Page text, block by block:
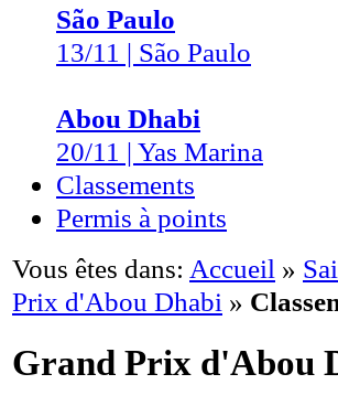
São Paulo
13/11 | São Paulo
Abou Dhabi
20/11 | Yas Marina
Classements
Permis à points
Vous êtes dans: Accueil »
Prix d'Abou Dhabi »
Grand Prix d'Abou